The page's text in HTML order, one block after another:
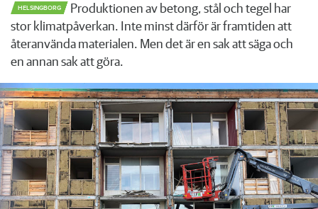
HELSINGBORG
Produktionen av betong, stål och tegel har
stor klimatpåverkan. Inte minst därför är framtiden att
återanvända materialen. Men det är en sak att säga och
en annan sak att göra.